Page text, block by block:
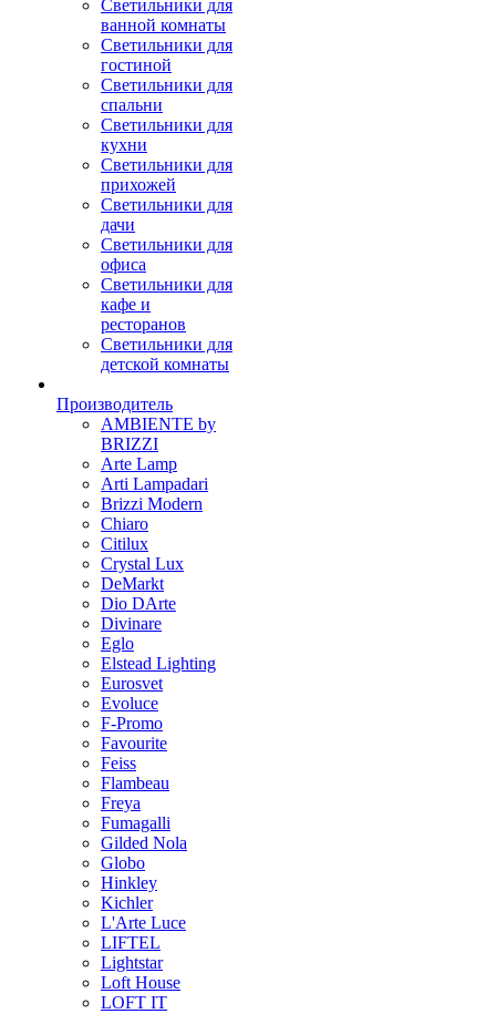
Светильники для
ванной комнаты
Светильники для
гостиной
Светильники для
спальни
Светильники для
кухни
Светильники для
прихожей
Светильники для
дачи
Светильники для
офиса
Светильники для
кафе и
ресторанов
Светильники для
детской комнаты
Производитель
AMBIENTE by
BRIZZI
Arte Lamp
Arti Lampadari
Brizzi Modern
Chiaro
Citilux
Crystal Lux
DeMarkt
Dio DArte
Divinare
Eglo
Elstead Lighting
Eurosvet
Evoluce
F-Promo
Favourite
Feiss
Flambeau
Freya
Fumagalli
Gilded Nola
Globo
Hinkley
Kichler
L'Arte Luce
LIFTEL
Lightstar
Loft House
LOFT IT